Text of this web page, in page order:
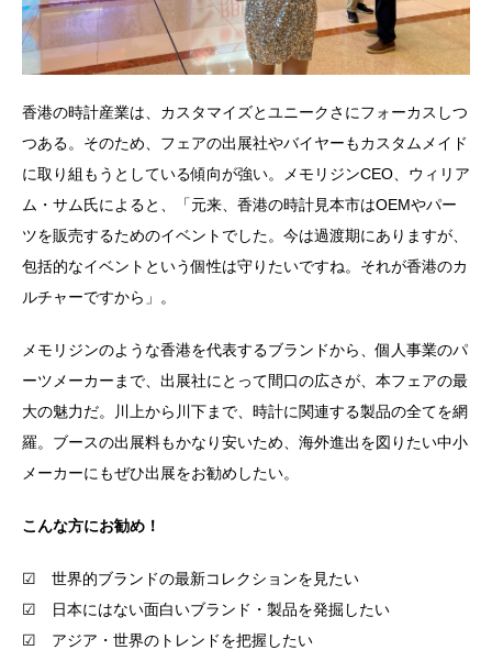
香港の時計産業は、カスタマイズとユニークさにフォーカスしつ
つある。そのため、フェアの出展社やバイヤーもカスタムメイド
に取り組もうとしている傾向が強い。メモリジンCEO、ウィリア
ム・サム氏によると、「元来、香港の時計見本市はOEMやパー
ツを販売するためのイベントでした。今は過渡期にありますが、
包括的なイベントという個性は守りたいですね。それが香港のカ
ルチャーですから」。
メモリジンのような香港を代表するブランドから、個人事業のパ
ーツメーカーまで、出展社にとって間口の広さが、本フェアの最
大の魅力だ。川上から川下まで、時計に関連する製品の全てを網
羅。ブースの出展料もかなり安いため、海外進出を図りたい中小
メーカーにもぜひ出展をお勧めしたい。
こんな方にお勧め！
☑ 世界的ブランドの最新コレクションを見たい
☑ 日本にはない面白いブランド・製品を発掘したい
☑ アジア・世界のトレンドを把握したい